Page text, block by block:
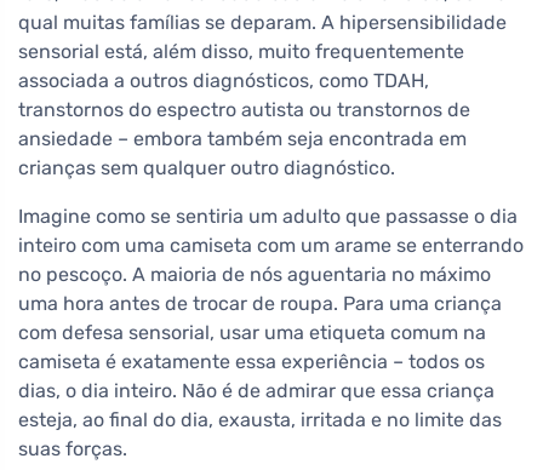
qual muitas famílias se deparam. A hipersensibilidade
sensorial está, além disso, muito frequentemente
associada a outros diagnósticos, como TDAH,
transtornos do espectro autista ou transtornos de
ansiedade – embora também seja encontrada em
crianças sem qualquer outro diagnóstico.
Imagine como se sentiria um adulto que passasse o dia
inteiro com uma camiseta com um arame se enterrando
no pescoço. A maioria de nós aguentaria no máximo
uma hora antes de trocar de roupa. Para uma criança
com defesa sensorial, usar uma etiqueta comum na
camiseta é exatamente essa experiência – todos os
dias, o dia inteiro. Não é de admirar que essa criança
esteja, ao final do dia, exausta, irritada e no limite das
suas forças.